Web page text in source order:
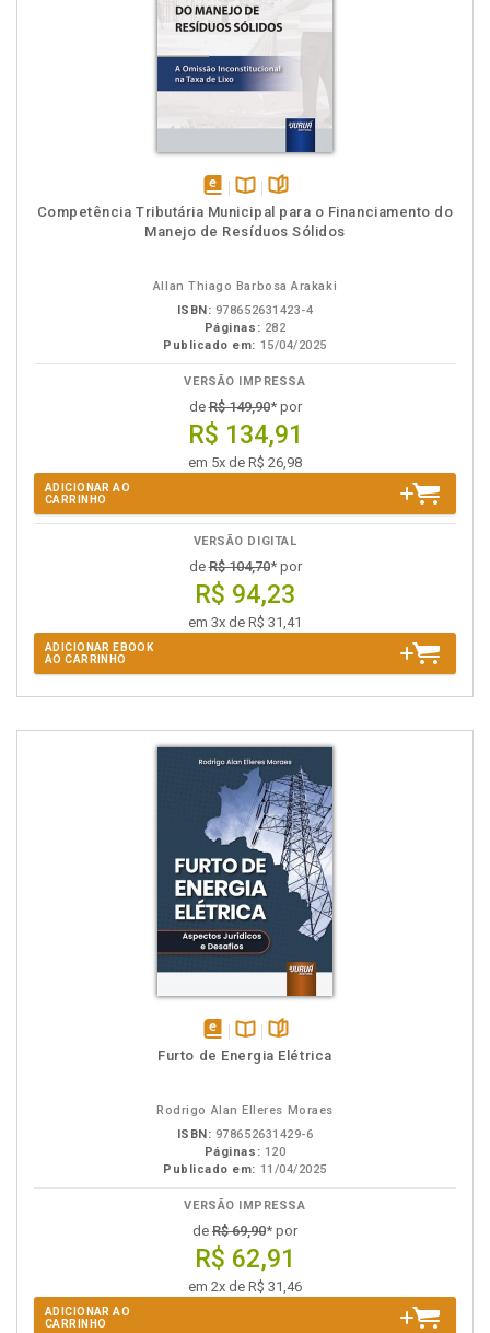
disponível
em
Disponível
na
páginas
Competência Tributária Municipal para o Financiamento do
Manejo de Resíduos Sólidos
Allan Thiago Barbosa Arakaki
ISBN: 978652631423-4
Páginas: 282
Publicado em: 15/04/2025
VERSÃO IMPRESSA
deR$ 149,90* por
R$ 134,91
em 5x de R$ 26,98
ADICIONAR AO
CARRINHO
VERSÃO DIGITAL
deR$ 104,70* por
R$ 94,23
em 3x de R$ 31,41
ADICIONAR EBOOK
AO CARRINHO
disponívelDisponível
páginas
Furto de Energia Elétrica
Rodrigo Alan Elleres Moraes
ISBN: 978652631429-6
Páginas: 120
Publicado em: 11/04/2025
VERSÃO IMPRESSA
de R$ 69,90* por
R$ 62,91
em 2x de R$ 31,46
ADICIONAR AO
CARRINHO